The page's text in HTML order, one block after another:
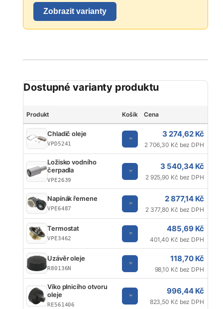
Zobrazit varianty
Dostupné varianty produktu
Produkt Košík Cena
Chladič oleje
VPD5241
3 274,62 Kč
2 706,30 Kč bez DPH
Ložisko vodního
čerpadla
VPE2639
3 540,34 Kč
2 925,90 Kč bez DPH
Napínák řemene
VPE6487
2 877,14 Kč
2 377,80 Kč bez DPH
Termostat
VPE3462
485,69 Kč
401,40 Kč bez DPH
Uzávěr oleje
R80136N
118,70 Kč
98,10 Kč bez DPH
Víko plnicího otvoru
oleje
RE561406
996,44 Kč
823,50 Kč bez DPH